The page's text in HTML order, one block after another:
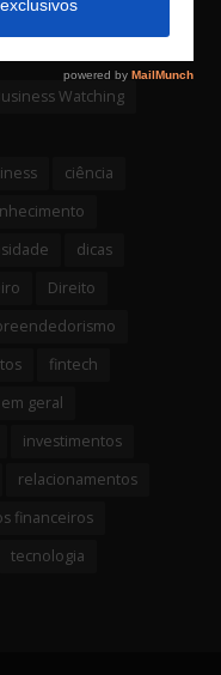
Watching
ciência
dicas
Direito
fintech
geral
investimentos
relacionamentos
financeiros
tecnologia